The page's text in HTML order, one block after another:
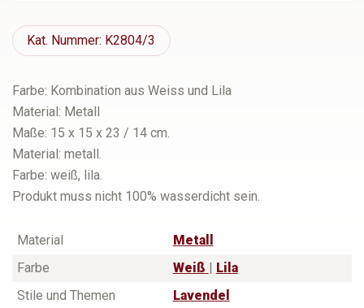
Kat. Nummer: K2804/3
Farbe: Kombination aus Weiss und Lila
Material: Metall
Maße: 15 x 15 x 23 / 14 cm.
Material: metall.
Farbe: weiß, lila.
Produkt muss nicht 100% wasserdicht sein.
Material
Metall
Farbe
Weiß
Lila
Stile und Themen
Lavendel